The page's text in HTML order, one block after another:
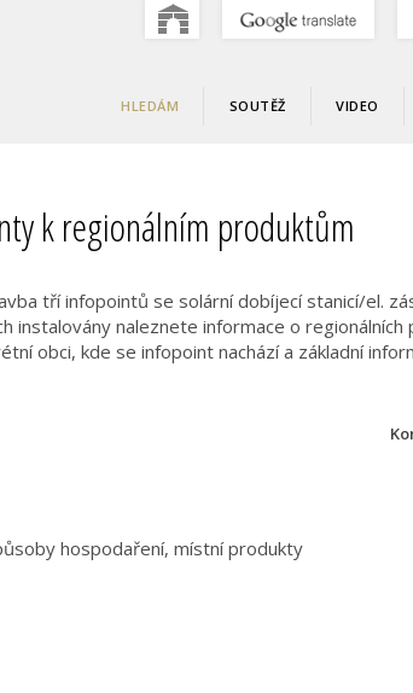
.
HLEDÁM SOUTĚŽ VIDEO
k regionálním produktům
tří infopointů se solární dobíjecí stanicí/el.
instalovány naleznete informace o
obci, kde se infopoint nachází a základní
hospodaření, místní produkty